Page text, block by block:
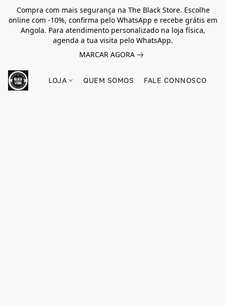
Compra com mais segurança na The Black Store. Escolhe
online com -10%, confirma pelo WhatsApp e recebe grátis em
Angola. Para atendimento personalizado na loja física,
agenda a tua visita pelo WhatsApp.
MARCAR AGORA
LOJA QUEM SOMOS FALE CONNOSCO